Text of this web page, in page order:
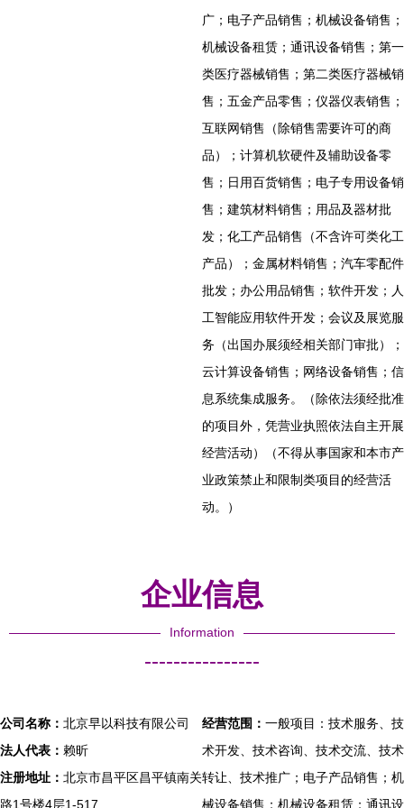
广；电子产品销售；机械设备销售；
机械设备租赁；通讯设备销售；第一
类医疗器械销售；第二类医疗器械销
售；五金产品零售；仪器仪表销售；
互联网销售（除销售需要许可的商
品）；计算机软硬件及辅助设备零
售；日用百货销售；电子专用设备销
售；建筑材料销售；用品及器材批
发；化工产品销售（不含许可类化工
产品）；金属材料销售；汽车零配件
批发；办公用品销售；软件开发；人
工智能应用软件开发；会议及展览服
务（出国办展须经相关部门审批）；
云计算设备销售；网络设备销售；信
息系统集成服务。（除依法须经批准
的项目外，凭营业执照依法自主开展
经营活动）（不得从事国家和本市产
业政策禁止和限制类项目的经营活
动。）
企业信息
Information
----------------
公司名称： 北京早以科技有限公司
法人代表： 赖昕
注册地址： 北京市昌平区昌平镇南关
路1号楼4层1-517
经营范围： 一般项目：技术服务、技
术开发、技术咨询、技术交流、技术
转让、技术推广；电子产品销售；机
械设备销售；机械设备租赁；通讯设